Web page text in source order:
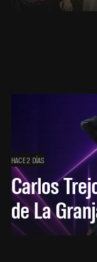
HACE 2 DÍAS
Carlos
de La